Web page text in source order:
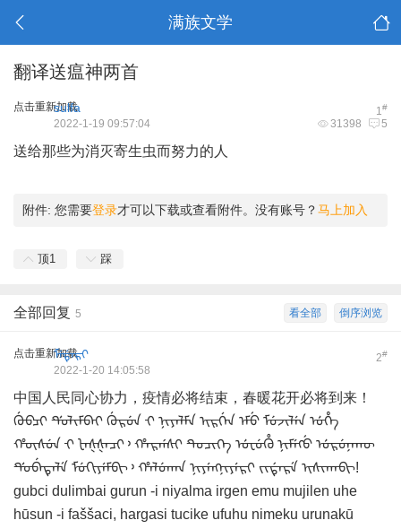
满族文学
翻译送瘟神两首
点击重新加载 1#
sulfa
31398 5
2022-1-19 09:57:04
送给那些为消灭寄生虫而努力的人
附件: 您需要登录才可以下载或查看附件。没有账号？马上加入
顶1 踩
倒序浏览
看全部
全部回复 5
点击重新加载 2#
ᠮᡝᡩᡝ᠋ᡵᡳ
2022-1-20 14:05:58
中国人民同心协力，疫情必将结束，春暖花开必将到来！
ᡤᡠᠪᠴᡳ ᡩ᠋ᡠ᠋ᠯᡳ᠍ᠮᠪᠠᡳ ᡤᡠᡵᡠᠨ ᠊ᡳ ᠨᡳ᠍ᠶᠠᠯᠮᠠ ᡳᡵᡤᡝᠨ ᡝᠮᡠ ᠮᡠᠵᡳ᠍ᠯᡝᠨ ᡠᡥᡝ
ᡥᡡᠰᡠᠨ ᠊ᡞ ᡫᠠᡧᡧᠠᠴᡞ᠈ ᡥᠠᡵᡤᠰᡳ ᡨᡠ᠋ᠴᡳ᠍ᡴᡝ ᡠᡶ᠋ᡠᡥᡠ ᠨᡳ᠍ᠮᡝᡴᡠ ᡠᡵᡠᠨᠠᡴᡡ
ᡩ᠋ᡠ᠋ᠪᡝᡨᡝ᠋ᠯᡝ ᠮᡠᡴᡳᠶᡝᠮᠪᡳ᠈ ᡥᠠᠯᡠᡴᠠᠨ ᠨᡳ᠍ᠶᡝᡢᠨᡳ᠍ᠶᡝᡵᡳ ᠵᡳ᠍ᡩᡝ᠋ᡵᡝ ᡳᠰᡳ᠍ᡴᠠᠪᡳ!
gubci dulimbai gurun -i niyalma irgen emu mujilen uhe
hūsun -i faššaci, hargasi tucike ufuhu nimeku urunakū